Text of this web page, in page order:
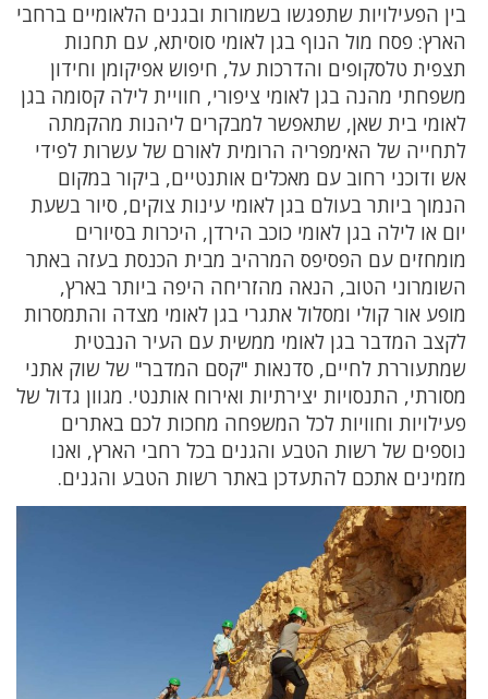
בין הפעילויות שתפגשו בשמורות ובגנים הלאומיים ברחבי
הארץ: פסח מול הנוף בגן לאומי סוסיתא, עם תחנות
תצפית טלסקופים והדרכות על, חיפוש אפיקומן וחידון
משפחתי מהנה בגן לאומי ציפורי, חוויית לילה קסומה בגן
לאומי בית שאן, שתאפשר למבקרים ליהנות מהקמתה
לתחייה של האימפריה הרומית לאורם של עשרות לפידי
אש ודוכני רחוב עם מאכלים אותנטיים, ביקור במקום
הנמוך ביותר בעולם בגן לאומי עינות צוקים, סיור בשעת
יום או לילה בגן לאומי כוכב הירדן, היכרות בסיורים
מומחזים עם הפסיפס המרהיב מבית הכנסת בעזה באתר
השומרוני הטוב, הנאה מהזריחה היפה ביותר בארץ,
מופע אור קולי ומסלול אתגרי בגן לאומי מצדה והתמסרות
לקצב המדבר בגן לאומי ממשית עם העיר הנבטית
שמתעוררת לחיים, סדנאות "קסם המדבר" של שוק אתני
מסורתי, התנסויות יצירתיות ואירוח אותנטי. מגוון גדול של
פעילויות וחוויות לכל המשפחה מחכות לכם באתרים
נוספים של רשות הטבע והגנים בכל רחבי הארץ, ואנו
מזמינים אתכם להתעדכן באתר רשות הטבע והגנים.